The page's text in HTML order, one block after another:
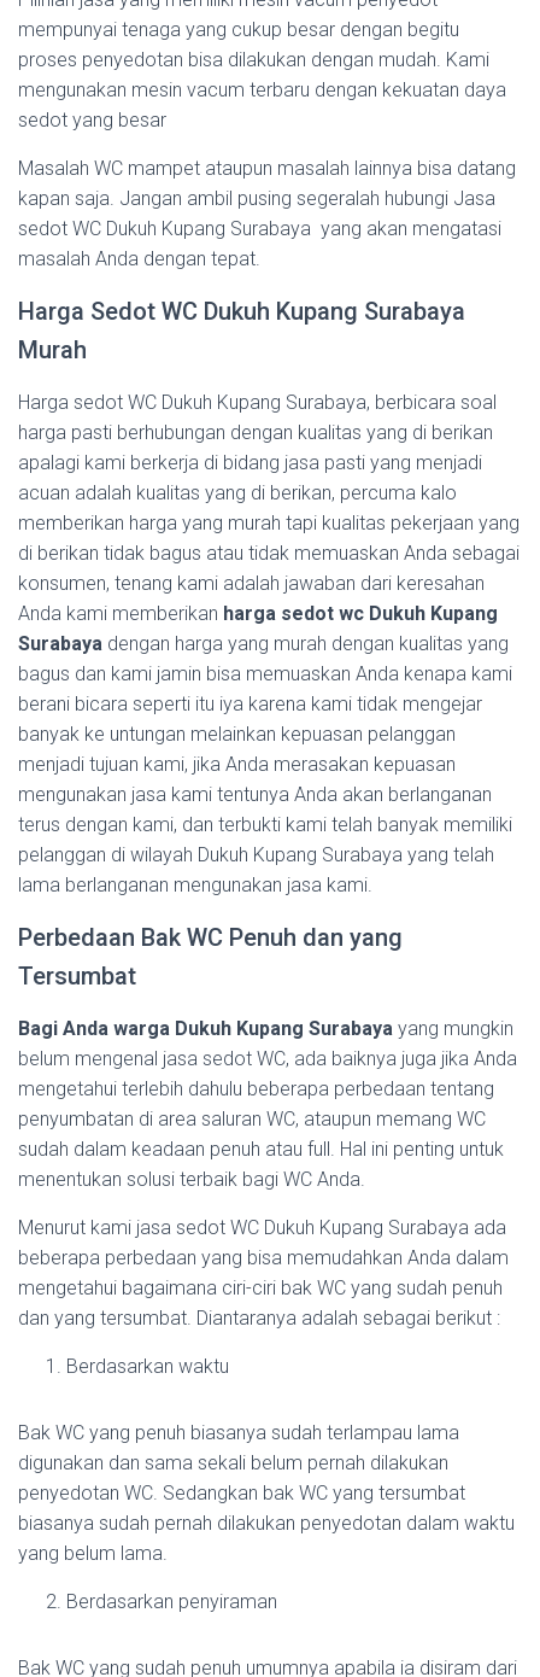
mempunyai tenaga yang cukup besar dengan begitu
proses penyedotan bisa dilakukan dengan mudah. Kami
mengunakan mesin vacum terbaru dengan kekuatan daya
sedot yang besar
Masalah WC mampet ataupun masalah lainnya bisa datang
kapan saja. Jangan ambil pusing segeralah hubungi Jasa
sedot WC Dukuh Kupang Surabaya yang akan mengatasi
masalah Anda dengan tepat.
Harga Sedot WC Dukuh Kupang Surabaya
Murah
Harga sedot WC Dukuh Kupang Surabaya, berbicara soal
harga pasti berhubungan dengan kualitas yang di berikan
apalagi kami berkerja di bidang jasa pasti yang menjadi
acuan adalah kualitas yang di berikan, percuma kalo
memberikan harga yang murah tapi kualitas pekerjaan yang
di berikan tidak bagus atau tidak memuaskan Anda sebagai
konsumen, tenang kami adalah jawaban dari keresahan
Anda kami memberikan harga sedot wc Dukuh Kupang
Surabaya dengan harga yang murah dengan kualitas yang
bagus dan kami jamin bisa memuaskan Anda kenapa kami
berani bicara seperti itu iya karena kami tidak mengejar
banyak ke untungan melainkan kepuasan pelanggan
menjadi tujuan kami, jika Anda merasakan kepuasan
mengunakan jasa kami tentunya Anda akan berlanganan
terus dengan kami, dan terbukti kami telah banyak memiliki
pelanggan di wilayah Dukuh Kupang Surabaya yang telah
lama berlanganan mengunakan jasa kami.
Perbedaan Bak WC Penuh dan yang
Tersumbat
Bagi Anda warga Dukuh Kupang Surabaya yang mungkin
belum mengenal jasa sedot WC, ada baiknya juga jika Anda
mengetahui terlebih dahulu beberapa perbedaan tentang
penyumbatan di area saluran WC, ataupun memang WC
sudah dalam keadaan penuh atau full. Hal ini penting untuk
menentukan solusi terbaik bagi WC Anda.
Menurut kami jasa sedot WC Dukuh Kupang Surabaya ada
beberapa perbedaan yang bisa memudahkan Anda dalam
mengetahui bagaimana ciri-ciri bak WC yang sudah penuh
dan yang tersumbat. Diantaranya adalah sebagai berikut :
Berdasarkan waktu
Bak WC yang penuh biasanya sudah terlampau lama
digunakan dan sama sekali belum pernah dilakukan
penyedotan WC. Sedangkan bak WC yang tersumbat
biasanya sudah pernah dilakukan penyedotan dalam waktu
yang belum lama.
Berdasarkan penyiraman
Bak WC yang sudah penuh umumnya apabila ia disiram dari